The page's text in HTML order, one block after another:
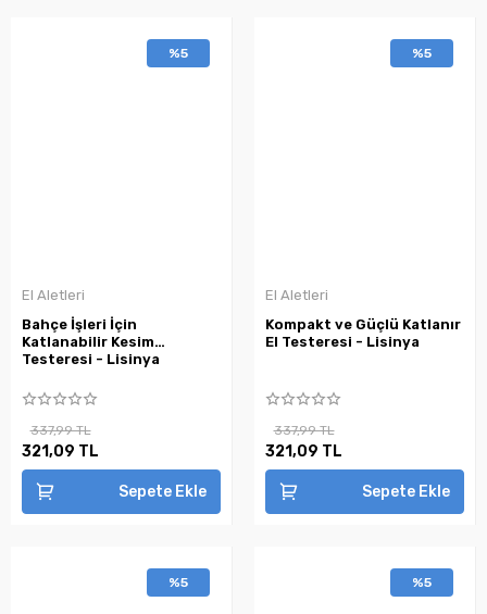
%5
El Aletleri
Bahçe İşleri İçin
Katlanabilir Kesim
Testeresi - Lisinya
337,99 TL
321,09 TL
Sepete Ekle
%5
El Aletleri
Kompakt ve Güçlü Katlanır
El Testeresi - Lisinya
337,99 TL
321,09 TL
Sepete Ekle
%5 %5